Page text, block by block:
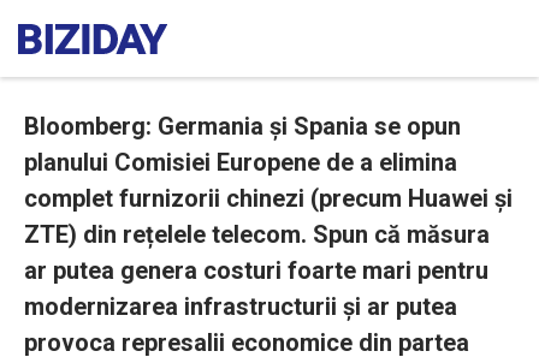
Bloomberg: Germania și Spania se opun
planului Comisiei Europene de a elimina
complet furnizorii chinezi (precum Huawei și
ZTE) din rețelele telecom. Spun că măsura
ar putea genera costuri foarte mari pentru
modernizarea infrastructurii și ar putea
provoca represalii economice din partea